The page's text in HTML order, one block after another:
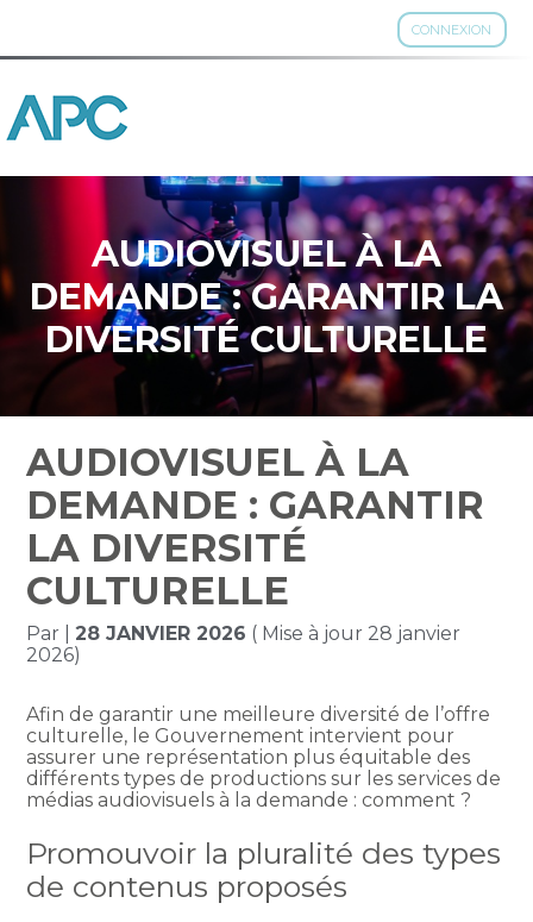
CONNEXION
Aller
au
AUDIOVISUEL À LA
DEMANDE : GARANTIR LA
DIVERSITÉ CULTURELLE
AUDIOVISUEL À LA
DEMANDE : GARANTIR
LA DIVERSITÉ
CULTURELLE
Par |28 JANVIER 2026 ( Mise à jour 28 janvier
2026)
Afin de garantir une meilleure diversité de l’offre
culturelle, le Gouvernement intervient pour
assurer une représentation plus équitable des
différents types de productions sur les services de
médias audiovisuels à la demande : comment ?
Promouvoir la pluralité des types
de contenus proposés